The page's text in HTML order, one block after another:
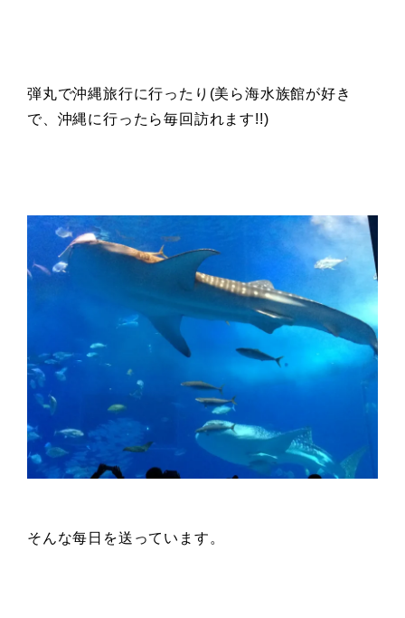
弾丸で沖縄旅行に行ったり(美ら海水族館が好き
で、沖縄に行ったら毎回訪れます!!)
そんな每日を送っています。